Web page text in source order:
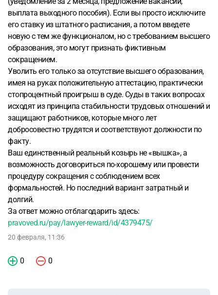
выплата выходного пособия). Если вы просто исключите
его ставку из штатного расписания, а потом введете
новую с тем же функционалом, но с требованием высшего
образования, это могут признать фиктивным
сокращением.
Уволить его только за отсутствие высшего образования,
имея на руках положительную аттестацию, практически
стопроцентный проигрыш в суде. Суды в таких вопросах
исходят из принципа стабильности трудовых отношений и
защищают работников, которые много лет
добросовестно трудятся и соответствуют должности по
факту.
Ваш единственный реальный козырь не «вышка», а
возможность договориться по-хорошему или провести
процедуру сокращения с соблюдением всех
формальностей. Но последний вариант затратный и
долгий.
За ответ можно отблагодарить здесь:
pravoved.ru/pay/lawyer-reward/id/4379475/
20 февраля, 11:36
0 0